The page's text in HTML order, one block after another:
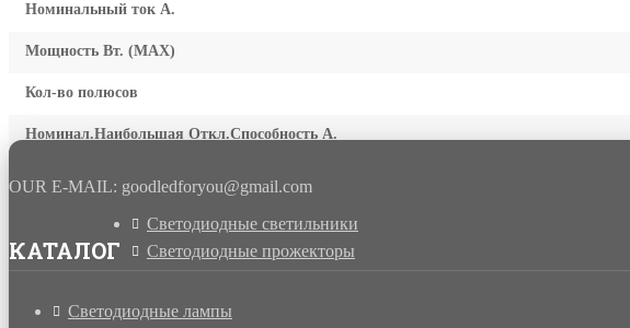
Номинальный ток А.
Мощность Вт. (МАХ)
Кол-во полюсов
Номинал.Наибольшая Откл.Способность А.
OUR E-MAIL: goodledforyou@gmail.cоm
КАТАЛОГ
Светодиодные светильники
Светодиодные прожекторы
Светодиодные лампы